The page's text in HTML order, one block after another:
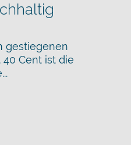
gestiegenen
Cent ist die